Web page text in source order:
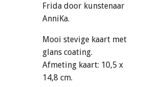
Frida door kunstenaar
AnniKa.
Mooi stevige kaart met
glans coating.
Afmeting kaart: 10,5 x
14,8 cm.